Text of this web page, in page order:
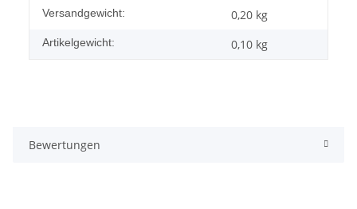
Versandgewicht: 0,20 kg
Artikelgewicht: 0,10 kg
Bewertungen